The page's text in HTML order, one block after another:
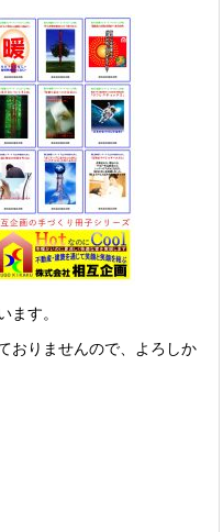
ます。
おりませんので、よろしか